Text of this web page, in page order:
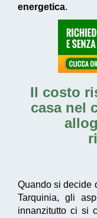
energetica.
Il costo
casa nel
Quando si decide
Tarquinia, gli
innanzitutto ci si